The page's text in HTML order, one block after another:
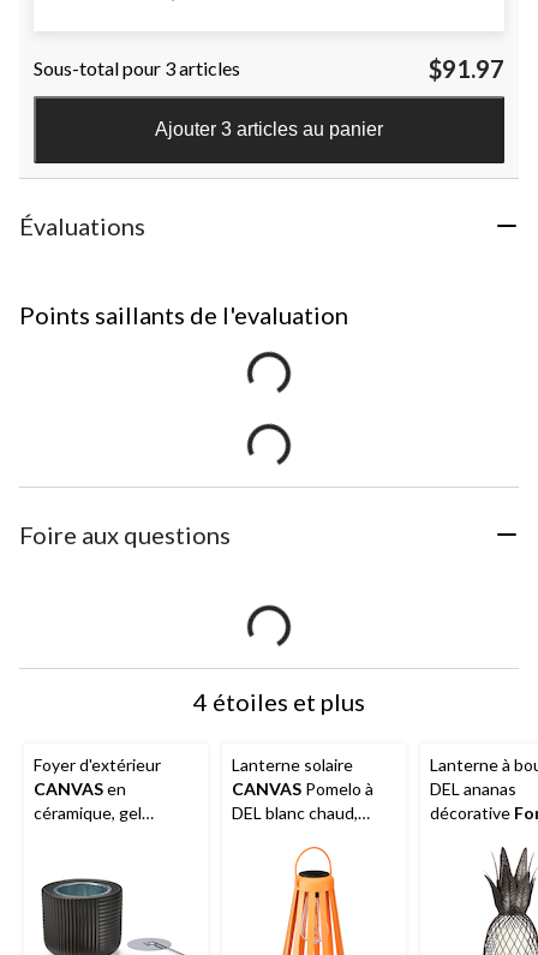
Sous-total pour 3 articles $91.97
Ajouter 3 articles au panier
Évaluations
Points saillants de l'evaluation
Foire aux questions
4 étoiles et plus
Foyer d'extérieur
CANVASen
céramique, gel
Lanterne solaire
CANVAS Pomelo à
DEL blanc chaud,
Lanterne à
DEL ananas
décorative